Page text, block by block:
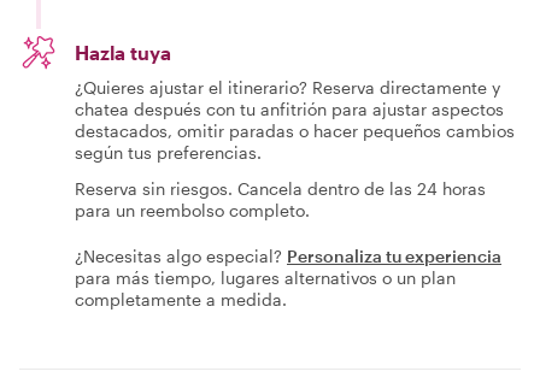
Hazla tuya
¿Quieres ajustar el itinerario? Reserva directamente y
chatea después con tu anfitrión para ajustar aspectos
destacados, omitir paradas o hacer pequeños cambios
según tus preferencias.
Reserva sin riesgos. Cancela dentro de las 24 horas
para un reembolso completo.
¿Necesitas algo especial? Personaliza tu experiencia
para más tiempo, lugares alternativos o un plan
completamente a medida.